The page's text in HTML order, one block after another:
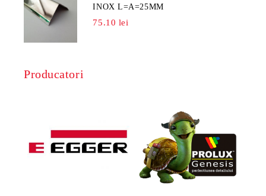
INOX L=A=25MM
75.10 lei
Producatori